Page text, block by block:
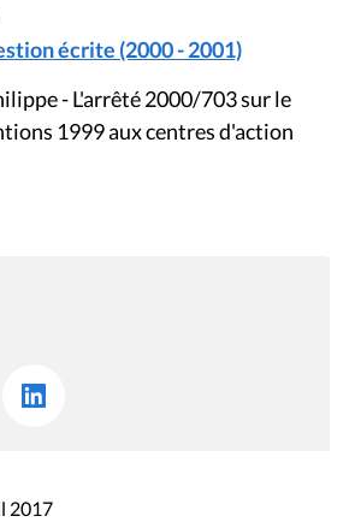
écrite (2000 - 2001)
- L'arrêté 2000/703 sur le
1999 aux centres d'action
2017